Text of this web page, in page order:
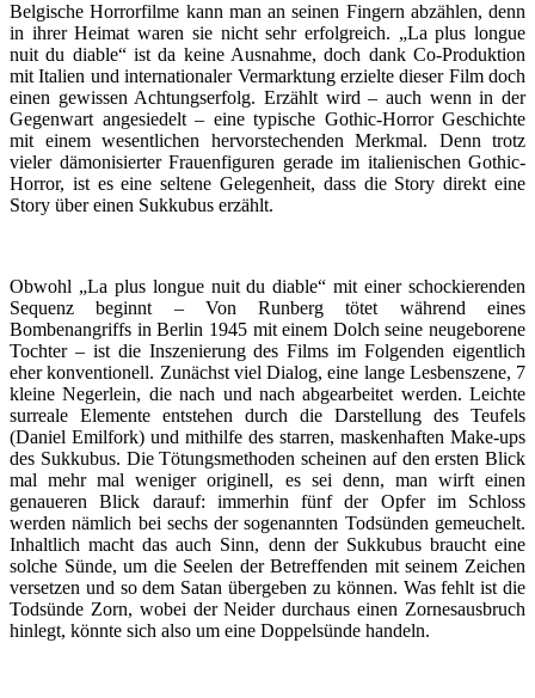
Belgische Horrorfilme kann man an seinen Fingern abzählen, denn
in ihrer Heimat waren sie nicht sehr erfolgreich. „La plus longue
nuit du diable“ ist da keine Ausnahme, doch dank Co-Produktion
mit Italien und internationaler Vermarktung erzielte dieser Film doch
einen gewissen Achtungserfolg. Erzählt wird – auch wenn in der
Gegenwart angesiedelt – eine typische Gothic-Horror Geschichte
mit einem wesentlichen hervorstechenden Merkmal. Denn trotz
vieler dämonisierter Frauenfiguren gerade im italienischen Gothic-
Horror, ist es eine seltene Gelegenheit, dass die Story direkt eine
Story über einen Sukkubus erzählt.
Obwohl „La plus longue nuit du diable“ mit einer schockierenden
Sequenz beginnt – Von Runberg tötet während eines
Bombenangriffs in Berlin 1945 mit einem Dolch seine neugeborene
Tochter – ist die Inszenierung des Films im Folgenden eigentlich
eher konventionell. Zunächst viel Dialog, eine lange Lesbenszene, 7
kleine Negerlein, die nach und nach abgearbeitet werden. Leichte
surreale Elemente entstehen durch die Darstellung des Teufels
(Daniel Emilfork) und mithilfe des starren, maskenhaften Make-ups
des Sukkubus. Die Tötungsmethoden scheinen auf den ersten Blick
mal mehr mal weniger originell, es sei denn, man wirft einen
genaueren Blick darauf: immerhin fünf der Opfer im Schloss
werden nämlich bei sechs der sogenannten Todsünden gemeuchelt.
Inhaltlich macht das auch Sinn, denn der Sukkubus braucht eine
solche Sünde, um die Seelen der Betreffenden mit seinem Zeichen
versetzen und so dem Satan übergeben zu können. Was fehlt ist die
Todsünde Zorn, wobei der Neider durchaus einen Zornesausbruch
hinlegt, könnte sich also um eine Doppelsünde handeln.